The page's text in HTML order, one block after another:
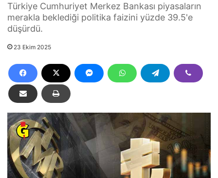
Türkiye Cumhuriyet Merkez Bankası piyasaların
merakla beklediği politika faizini yüzde 39.5'e
düşürdü.
23 Ekim 2025